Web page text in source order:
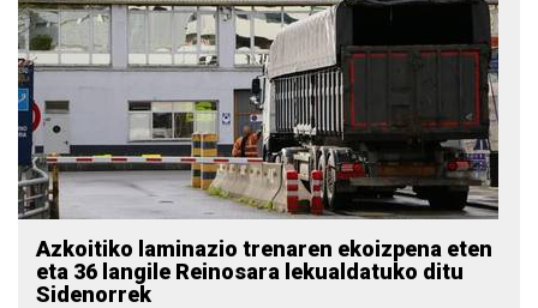
Azkoitiko laminazio trenaren ekoizpena eten
eta 36 langile Reinosara lekualdatuko ditu
Sidenorrek